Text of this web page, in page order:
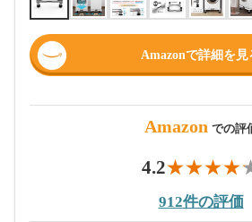
Amazonで詳細を見
Amazon での評
4.2
912件の評価